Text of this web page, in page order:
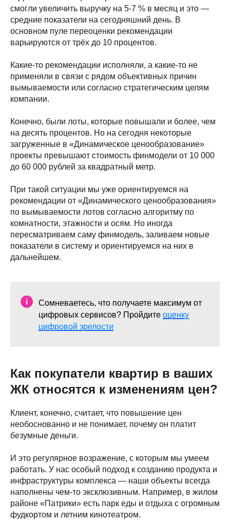
смогли увеличить выручку на 5-7 % в месяц и это —
средние показатели на сегодняшний день. В
основном пуле переоценки рекомендации
варьируются от трёх до 10 процентов.
Какие-то рекомендации исполняли, а какие-то не
применяли в связи с рядом объективных причин
вымываемости или согласно стратегическим целям
компании.
Конечно, были лоты, которые повышали и более, чем
на десять процентов. Но на сегодня некоторые
загруженные в «Динамическое ценообразование»
проекты превышают стоимость финмодели от 10 000
до 60 000 рублей за квадратный метр.
При такой ситуации мы уже ориентируемся на
рекомендации от «Динамического ценообразования»
по вымываемости лотов согласно алгоритму по
комнатности, этажности и осям. Но иногда
пересматриваем саму финмодель, заливаем новые
показатели в систему и ориентируемся на них в
дальнейшем.
Сомневаетесь, что получаете максимум от
цифровых сервисов? Пройдите оценку
цифровой зрелости
Как покупатели квартир в ваших
ЖК относятся к изменениям цен?
Клиент, конечно, считает, что повышение цен
необоснованно и не понимает, почему он платит
безумные деньги.
И это регулярное возражение, с которым мы умеем
работать. У нас особый подход к созданию продукта и
инфраструктуры комплекса — наши объекты всегда
наполнены чем-то эксклюзивным. Например, в жилом
районе «Патрики» есть парк еды и отдыха с огромным
фудкортом и летним кинотеатром.